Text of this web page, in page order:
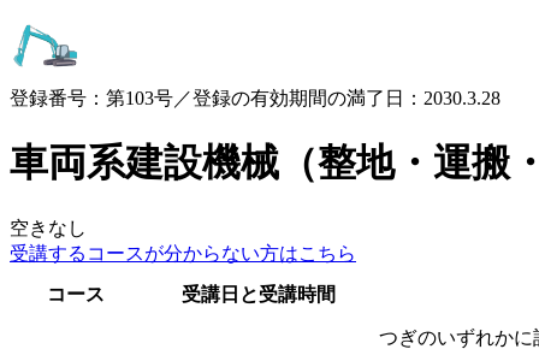
登録番号：第103号／登録の有効期間の満了日：2030.3.28
車両系建設機械（整地・運搬
空きなし
受講するコースが分からない方はこちら
コース
受講日と受講時間
つぎのいずれかに